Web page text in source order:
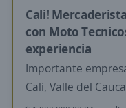
Cali!
con Moto
experiencia
Importante
Cali, Valle del Cauca